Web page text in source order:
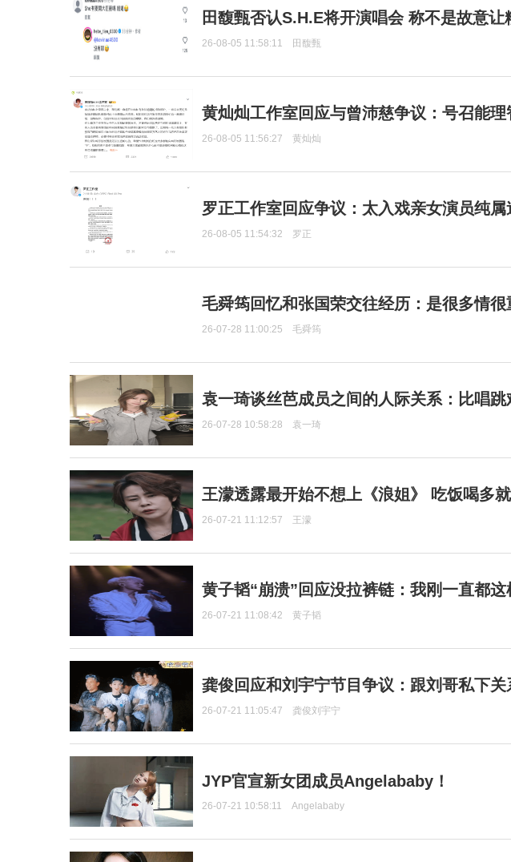
田馥甄否认S.H.E将开演唱会 称不是故意让
26-08-05 11:58:11 田馥甄
黄灿灿工作室回应与曾沛慈争议：号召能理
26-08-05 11:56:27 黄灿灿
罗正工作室回应争议：太入戏亲女演员纯属
26-08-05 11:54:32 罗正
毛舜筠回忆和张国荣交往经历：是很多情很
26-07-28 11:00:25 毛舜筠
袁一琦谈丝芭成员之间的人际关系：比唱跳
26-07-28 10:58:28 袁一琦
王濛透露最开始不想上《浪姐》 吃饭喝多
26-07-21 11:12:57 王濛
黄子韬“崩溃”回应没拉裤链：我刚一直都这
26-07-21 11:08:42 黄子韬
龚俊回应和刘宇宁节目争议：跟刘哥私下关
26-07-21 11:05:47 龚俊刘宇宁
JYP官宣新女团成员Angelababy！
26-07-21 10:58:11 Angelababy